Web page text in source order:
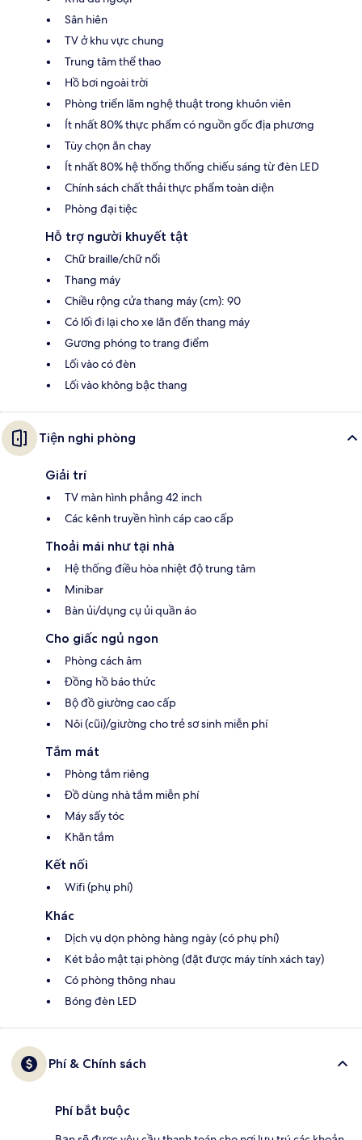
Sân hiên
TV ở khu vực chung
Trung tâm thể thao
Hồ bơi ngoài trời
Phòng triển lãm nghệ thuật trong khuôn viên
Ít nhất 80% thực phẩm có nguồn gốc địa phương
Tùy chọn ăn chay
Ít nhất 80% hệ thống thống chiếu sáng từ đèn LED
Chính sách chất thải thực phẩm toàn diện
Phòng đại tiệc
Hỗ trợ người khuyết tật
Chữ braille/chữ nổi
Thang máy
Chiều rộng cửa thang máy (cm): 90
Có lối đi lại cho xe lăn đến thang máy
Gương phóng to trang điểm
Lối vào có đèn
Lối vào không bậc thang
Tiện nghi phòng
Giải trí
TV màn hình phẳng 42 inch
Các kênh truyền hình cáp cao cấp
Thoải mái như tại nhà
Hệ thống điều hòa nhiệt độ trung tâm
Minibar
Bàn ủi/dụng cụ ủi quần áo
Cho giấc ngủ ngon
Phòng cách âm
Đồng hồ báo thức
Bộ đồ giường cao cấp
Nôi (cũi)/giường cho trẻ sơ sinh miễn phí
Tắm mát
Phòng tắm riêng
Đồ dùng nhà tắm miễn phí
Máy sấy tóc
Khăn tắm
Kết nối
Wifi (phụ phí)
Khác
Dịch vụ dọn phòng hàng ngày (có phụ phí)
Két bảo mật tại phòng (đặt được máy tính xách tay)
Có phòng thông nhau
Bóng đèn LED
Phí & Chính sách
Phí bắt buộc